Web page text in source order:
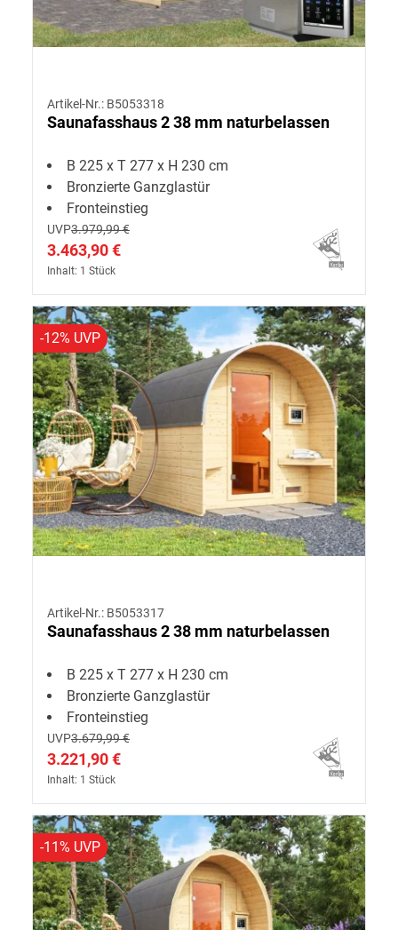
Artikel-Nr.: B5053318
Saunafasshaus 2 38 mm naturbelassen
B 225 x T 277 x H 230 cm
Bronzierte Ganzglastür
Fronteinstieg
UVP3.979,99 €
3.463,90 €
Inhalt: 1 Stück
-12% UVP
Artikel-Nr.: B5053317
Saunafasshaus 2 38 mm naturbelassen
B 225 x T 277 x H 230 cm
Bronzierte Ganzglastür
Fronteinstieg
UVP3.679,99 €
3.221,90 €
Inhalt: 1 Stück
-11% UVP